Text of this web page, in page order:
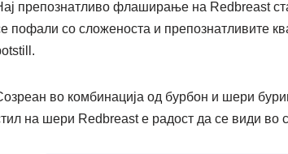
препознатливо флаширање на Redbreast
пофали со сложеноста и препознатливите
во комбинација од бурбон и шери
на шери Redbreast е радост да се види во